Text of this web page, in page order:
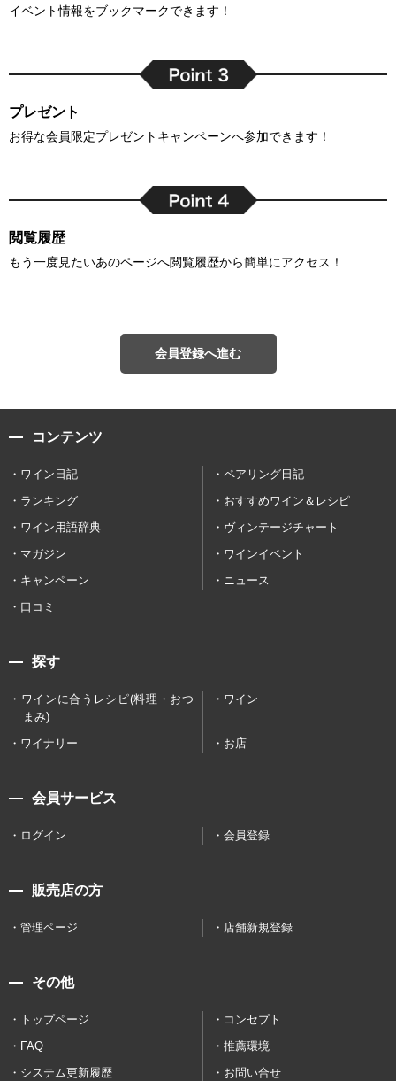
イベント情報をブックマークできます！
プレゼント
お得な会員限定プレゼントキャンペーンへ参加できます！
閲覧履歴
もう一度見たいあのページへ閲覧履歴から簡単にアクセス！
会員登録へ進む
コンテンツ
ワイン日記
ペアリング日記
ランキング
おすすめワイン＆レシピ
ワイン用語辞典
ヴィンテージチャート
マガジン
ワインイベント
キャンペーン
ニュース
口コミ
探す
ワインに合うレシピ(料理・おつ
まみ)
ワイン
ワイナリー お店
会員サービス
ログイン 会員登録
販売店の方
管理ページ 店舗新規登録
その他
トップページ
コンセプト
FAQ
推薦環境
システム更新履歴
お問い合せ